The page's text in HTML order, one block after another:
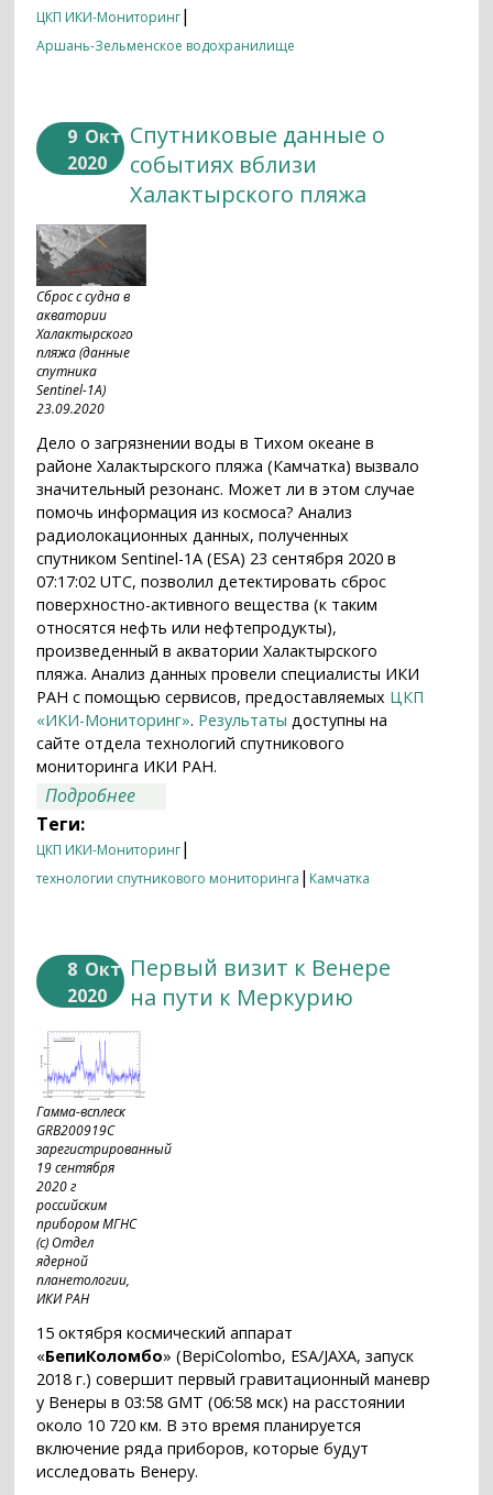
ЦКП ИКИ-Мониторинг|
Аршань-Зельменское водохранилище
9 Окт
2020
Спутниковые данные о
событиях вблизи
Халактырского пляжа
Сброс с судна в
акватории
Халактырского
пляжа (данные
спутника
Sentinel-1A)
23.09.2020
Дело о загрязнении воды в Тихом океане в
районе Халактырского пляжа (Камчатка) вызвало
значительный резонанс. Может ли в этом случае
помочь информация из космоса? Анализ
радиолокационных данных, полученных
спутником Sentinel-1A (ESA) 23 сентября 2020 в
07:17:02 UTC, позволил детектировать сброс
поверхностно-активного вещества (к таким
относятся нефть или нефтепродукты),
произведенный в акватории Халактырского
пляжа. Анализ данных провели специалисты ИКИ
РАН с помощью сервисов, предоставляемых ЦКП
«ИКИ-Мониторинг». Результаты доступны на
сайте отдела технологий спутникового
мониторинга ИКИ РАН.
Подробнее
Теги:
ЦКП ИКИ-Мониторинг|
технологии спутникового мониторинга | Камчатка
8 Окт
2020
Первый визит к Венере
на пути к Меркурию
Гамма-всплеск
GRB200919C
зарегистрированный
19 сентября
2020 г
российским
прибором МГНС
(c) Отдел
ядерной
планетологии,
ИКИ РАН
15 октября космический аппарат
«БепиКоломбо» (BepiColombo, ESA/JAXA, запуск
2018 г.) совершит первый гравитационный маневр
у Венеры в 03:58 GMT (06:58 мск) на расстоянии
около 10 720 км. В это время планируется
включение ряда приборов, которые будут
исследовать Венеру.